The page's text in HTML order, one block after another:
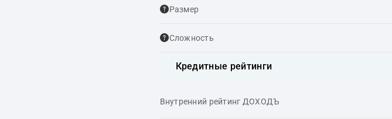
Размер
Сложность
Кредитные рейтинги
Внутренний рейтинг ДОХОДЪ